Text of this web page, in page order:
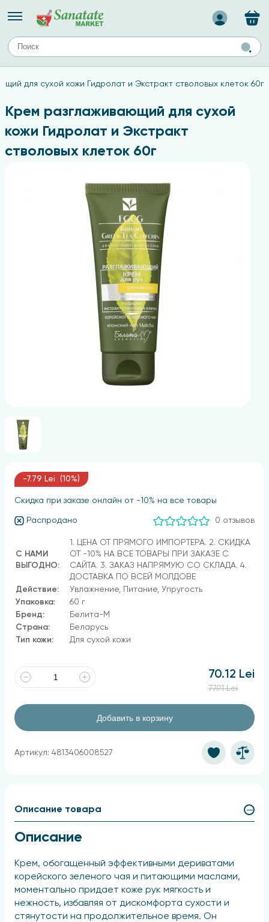
лица
Назад
ТИПЫ КОЖИ
Средства для комбинированной кожи
Средства для проблемной кожи
Средства для жирной кожи
Средства для чувствительной кожи
для сухой кожи Гидролат и Экстракт стволовых клеток 60г
Крем разглаживающий для сухой
кожи Гидролат и Экстракт
стволовых клеток 60г
-7.79 Lei (10%)
Скидка при заказе онлайн от -10% на все товары
Распродано 0 отзывов
С НАМИ
ВЫГОДНО:
1. ЦЕНА ОТ ПРЯМОГО ИМПОРТЕРА. 2. СКИДКА
ОТ -10% НА ВСЕ ТОВАРЫ ПРИ ЗАКАЗЕ С
САЙТА. 3. ЗАКАЗ НАПРЯМУЮ СО СКЛАДА. 4.
ДОСТАВКА ПО ВСЕЙ МОЛДОВЕ
Действие:
Увлажнение, Питание, Упругость
Упаковка:
60 г
Бренд:
Белита-М
Страна:
Беларусь
Тип кожи:
Для сухой кожи
70.12 Lei
77.91 Lei
Добавить в корзину
Артикул: 4813406008527
Описание товара
Описание
Крем, обогащенный эффективными дериватами
корейского зеленого чая и питающими маслами,
моментально придает коже рук мягкость и
нежность, избавляя от дискомфорта сухости и
стянутости на продолжительное время. Он